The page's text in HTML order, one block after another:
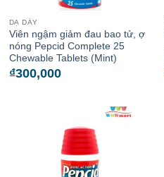
DẠ DÀY
Viên ngậm giảm đau bao tử, ợ
nóng Pepcid Complete 25
Chewable Tablets (Mint)
₫300,000